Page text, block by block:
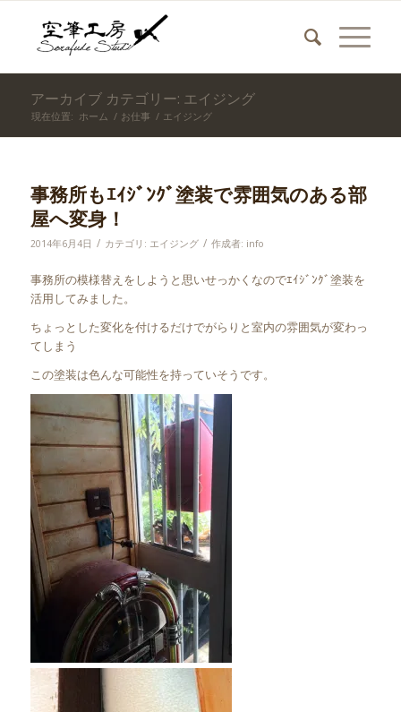
アーカイブ カテゴリー: エイジング
現在位置: ホーム / お仕事 / エイジング
事務所もｴｲｼﾞﾝｸﾞ塗装で雰囲気のある部
屋へ変身！
2014年6月4日 / カテゴリ: エイジング / 作成者: info
事務所の模様替えをしようと思いせっかくなのでｴｲｼﾞﾝｸﾞ塗装を
活用してみました。
ちょっとした変化を付けるだけでがらりと室内の雰囲気が変わっ
てしまう
この塗装は色んな可能性を持っていそうです。